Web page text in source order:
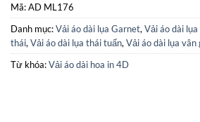
Mã:AD ML176
Danh mục:Vải áo dài lụa Garnet, Vải áo dài
thái, Vải áo dài lụa thái tuấn, Vải áo dài lụa vân
Từ khóa:Vải áo dài hoa in 4D